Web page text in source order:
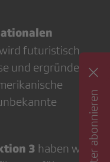
futuristisch
und ergründet
3 haben wir